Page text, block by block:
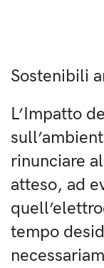
Sostenibili
L’Impatto
rinunciare
atteso, ad
tempo